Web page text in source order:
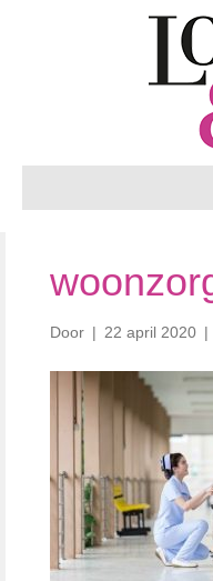
Door | 22 april 2020 |